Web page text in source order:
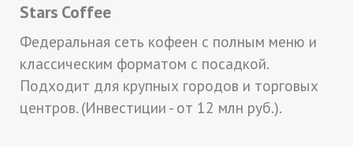
Stars Coffee
Федеральная сеть кофеен с полным меню и
классическим форматом с посадкой.
Подходит для крупных городов и торговых
центров. (Инвестиции - от 12 млн руб.).